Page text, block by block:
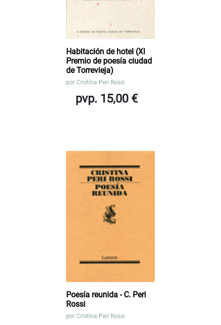
Habitación de hotel (XI
Premio de poesía ciudad
de Torrevieja)
por Cristina Peri Rossi
pvp. 15,00 €
Poesía reunida - C. Peri
Rossi
por Cristina Peri Rossi